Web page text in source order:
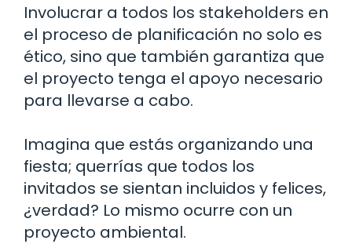
Involucrar a todos los stakeholders en
el proceso de planificación no solo es
ético, sino que también garantiza que
el proyecto tenga el apoyo necesario
para llevarse a cabo.
Imagina que estás organizando una
fiesta; querrías que todos los
invitados se sientan incluidos y felices,
¿verdad? Lo mismo ocurre con un
proyecto ambiental.